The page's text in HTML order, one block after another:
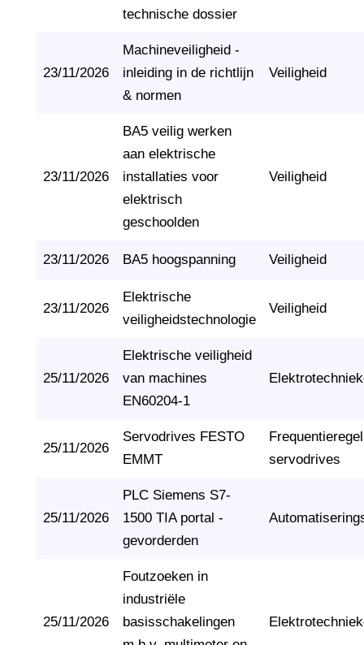
technische dossier
23/11/2026
Machineveiligheid -
inleiding in de richtlijn
& normen
Veiligheid
23/11/2026
BA5 veilig werken
aan elektrische
installaties voor
elektrisch
geschoolden
Veiligheid
23/11/2026 BA5 hoogspanning Veiligheid
23/11/2026
Elektrische
veiligheidstechnologie
Veiligheid
25/11/2026
Elektrische veiligheid
van machines
EN60204-1
25/11/2026
Servodrives FESTO
EMMT
servodrives
25/11/2026
PLC Siemens S7-
1500 TIA portal -
gevorderden
25/11/2026
Foutzoeken in
industriële
basisschakelingen